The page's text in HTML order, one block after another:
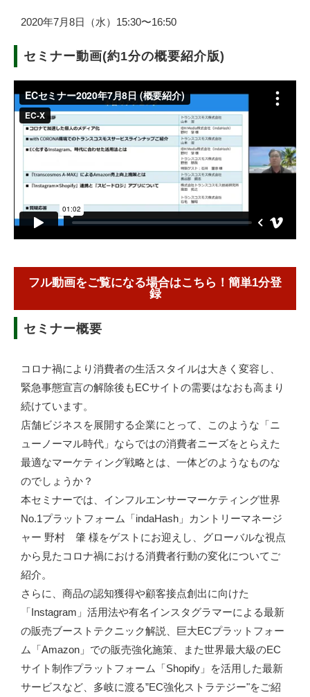
2020年7月8日（水）15:30〜16:50
セミナー動画(約1分の概要紹介版)
フル動画をご覧になる場合はこちら！簡単1分登
録
セミナー概要
コロナ禍により消費者の生活スタイルは大きく変容し、
緊急事態宣言の解除後もECサイトの需要はなおも高まり
続けています。
店舗ビジネスを展開する企業にとって、このような「ニ
ューノーマル時代」ならではの消費者ニーズをとらえた
最適なマーケティング戦略とは、一体どのようなものな
のでしょうか？
本セミナーでは、インフルエンサーマーケティング世界
No.1プラットフォーム「indaHash」カントリーマネージ
ャー 野村 肇 様をゲストにお迎えし、グローバルな視点
から見たコロナ禍における消費者行動の変化についてご
紹介。
さらに、商品の認知獲得や顧客接点創出に向けた
「Instagram」活用法や有名インスタグラマーによる最新
の販売ブーストテクニック解説、巨大ECプラットフォー
ム「Amazon」での販売強化施策、また世界最大級のEC
サイト制作プラットフォーム「Shopify」を活用した最新
サービスなど、多岐に渡る”EC強化ストラテジー"をご紹